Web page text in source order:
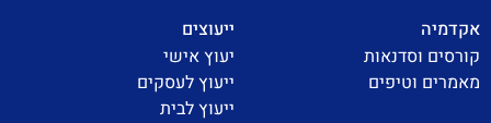
אקדמיה
קורסים וסדנאות
מאמרים וטיפים
ייעוצים
יעוץ אישי
ייעוץ לעסקים
ייעוץ לבית